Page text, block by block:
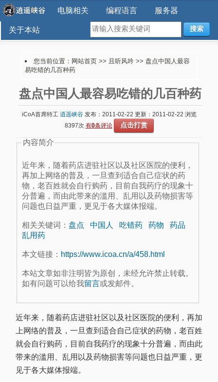
电脑相关 编程语言 服务器
关于本站 搜索
您当前位置： 网站首页 >> 且听风吟 >> 盘点中国人最容
易吃错的几百种药
盘点中国人最容易吃错的几百种药
iCoA首席特工 逍遥峡谷发布：2011-02-22 更新：2011-02-22 浏览
8397次 有0条评论 点击打赏
内容简介
近年来，随着药店进驻社区以及社区医院的便利，
再加上网络的普及，一旦查到适合自己症状的药
物，老百姓就会自行购药，目前自我药疗的现象十
分普遍，而由此带来的滥用、乱用以及药物损害等
问题也日益严重，更见于各大媒体报端。
相关关键词： 盘点 中国人 吃错药 药物
药品
乱用药
本文链接： https://www.icoa.cn/a/458.html
本站文章如非注明皆为原创，未经允许禁止转载。
如有问题可以给我留言或发邮件。
近年来，随着药店进驻社区以及社区医院的便利，再加
上网络的普及，一旦查到适合自己症状的药物，老百姓
就会自行购药，目前自我药疗的现象十分普遍，而由此
带来的滥用、乱用以及药物损害等问题也日益严重，更
见于各大媒体报端。